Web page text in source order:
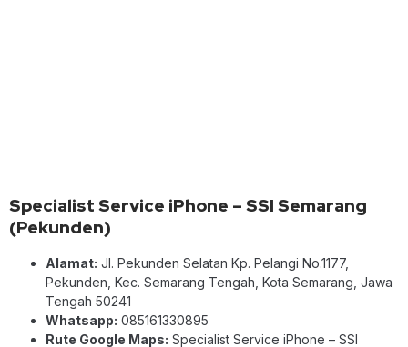
Specialist Service iPhone – SSI Semarang
(Pekunden)
Alamat: Jl. Pekunden Selatan Kp. Pelangi No.1177,
Pekunden, Kec. Semarang Tengah, Kota Semarang, Jawa
Tengah 50241
Whatsapp: 085161330895
Rute Google Maps: Specialist Service iPhone – SSI